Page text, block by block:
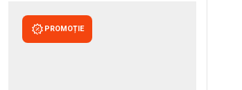
PROMOȚIE